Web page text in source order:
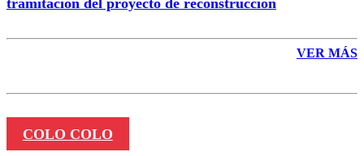
tramitación del proyecto de reconstrucción
VER MÁS
COLO COLO